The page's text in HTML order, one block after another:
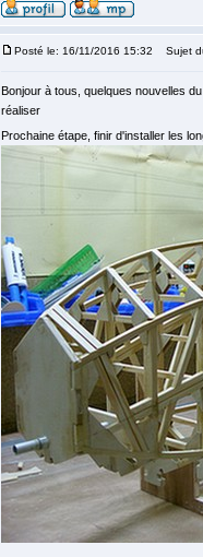
Posté le: 16/11/2016 15:32 Sujet
Bonjour à tous, quelques nouvelles
réaliser
Prochaine étape, finir d'installer les